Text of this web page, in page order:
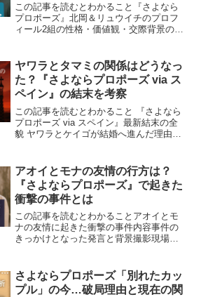
この記事を読むとわかること『さよなら
プロポーズ』北岡＆リュウイチのプロフ
ィール2組の性格・価値観・交際背景のポ
ABEMA出演のリアリティ番組『さよなら
プロポーズ』で...
ヤワラとタマミの関係はどうなっ
た？『さよならプロポーズ via ス
ペイン』の結末を考察
この記事を読むとわかること 『さよなら
プロポーズ via スペイン』最新結末の全
貌 ヤワラとケイゴが結婚へ進んだ理由と
イン』で注目されたヤワラとタマミの関
係がど...
アオイとモナの友情の行方は？
『さよならプロポーズ』で起きた
衝撃の事件とは
この記事を読むとわかることアオイとモ
ナの友情に起きた衝撃の事件内容事件の
きっかけとなった発言と背景撮影現場で
ロポーズ』で波紋を呼んだアオイとモナ
の関係性。不安に揺れた友...
さよならプロポーズ「別れたカッ
プル」の今…破局理由と現在の関